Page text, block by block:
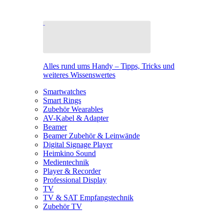
Alles rund ums Handy – Tipps, Tricks und
weiteres Wissenswertes
Smartwatches
Smart Rings
Zubehör Wearables
AV-Kabel & Adapter
Beamer
Beamer Zubehör & Leinwände
Digital Signage Player
Heimkino Sound
Medientechnik
Player & Recorder
Professional Display
TV
TV & SAT Empfangstechnik
Zubehör TV